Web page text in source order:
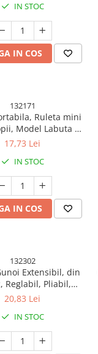
IN STOC
IN COS
132171
Ruleta mini
Model Labuta de
Prindere, pentru
1.5m, Verde
17,73 Lei
IN STOC
IN COS
132302
Extensibil, din
Reglabil, Pliabil,
pentru Bucatarie,
cm, Roz Alb
20,83 Lei
IN STOC